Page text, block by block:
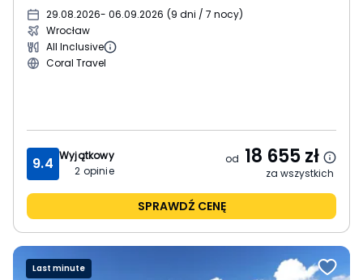
29.08.2026- 06.09.2026 (9 dni / 7 nocy)
Wrocław
All Inclusive
Coral Travel
9.4 Wyjątkowy
2 opinie
od 18 655zł
za wszystkich
SPRAWDŹ CENĘ
Last minute